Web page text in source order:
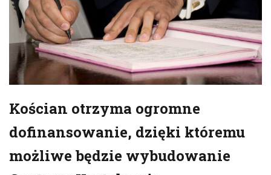
Kościan otrzyma ogromne
dofinansowanie, dzięki któremu
możliwe będzie wybudowanie